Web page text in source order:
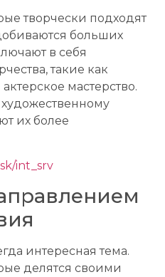
творчески подходят
больших
в себя
такие как
мастерство.
их более
int_srv
интересная тема.
делятся своими